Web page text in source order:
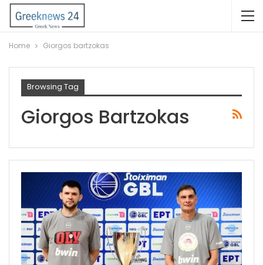
Home Giorgos bartzokas
Browsing Tag
Giorgos Bartzokas